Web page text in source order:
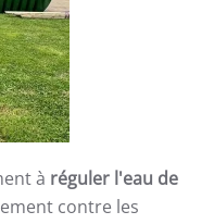
à réguler l'eau de
contre les